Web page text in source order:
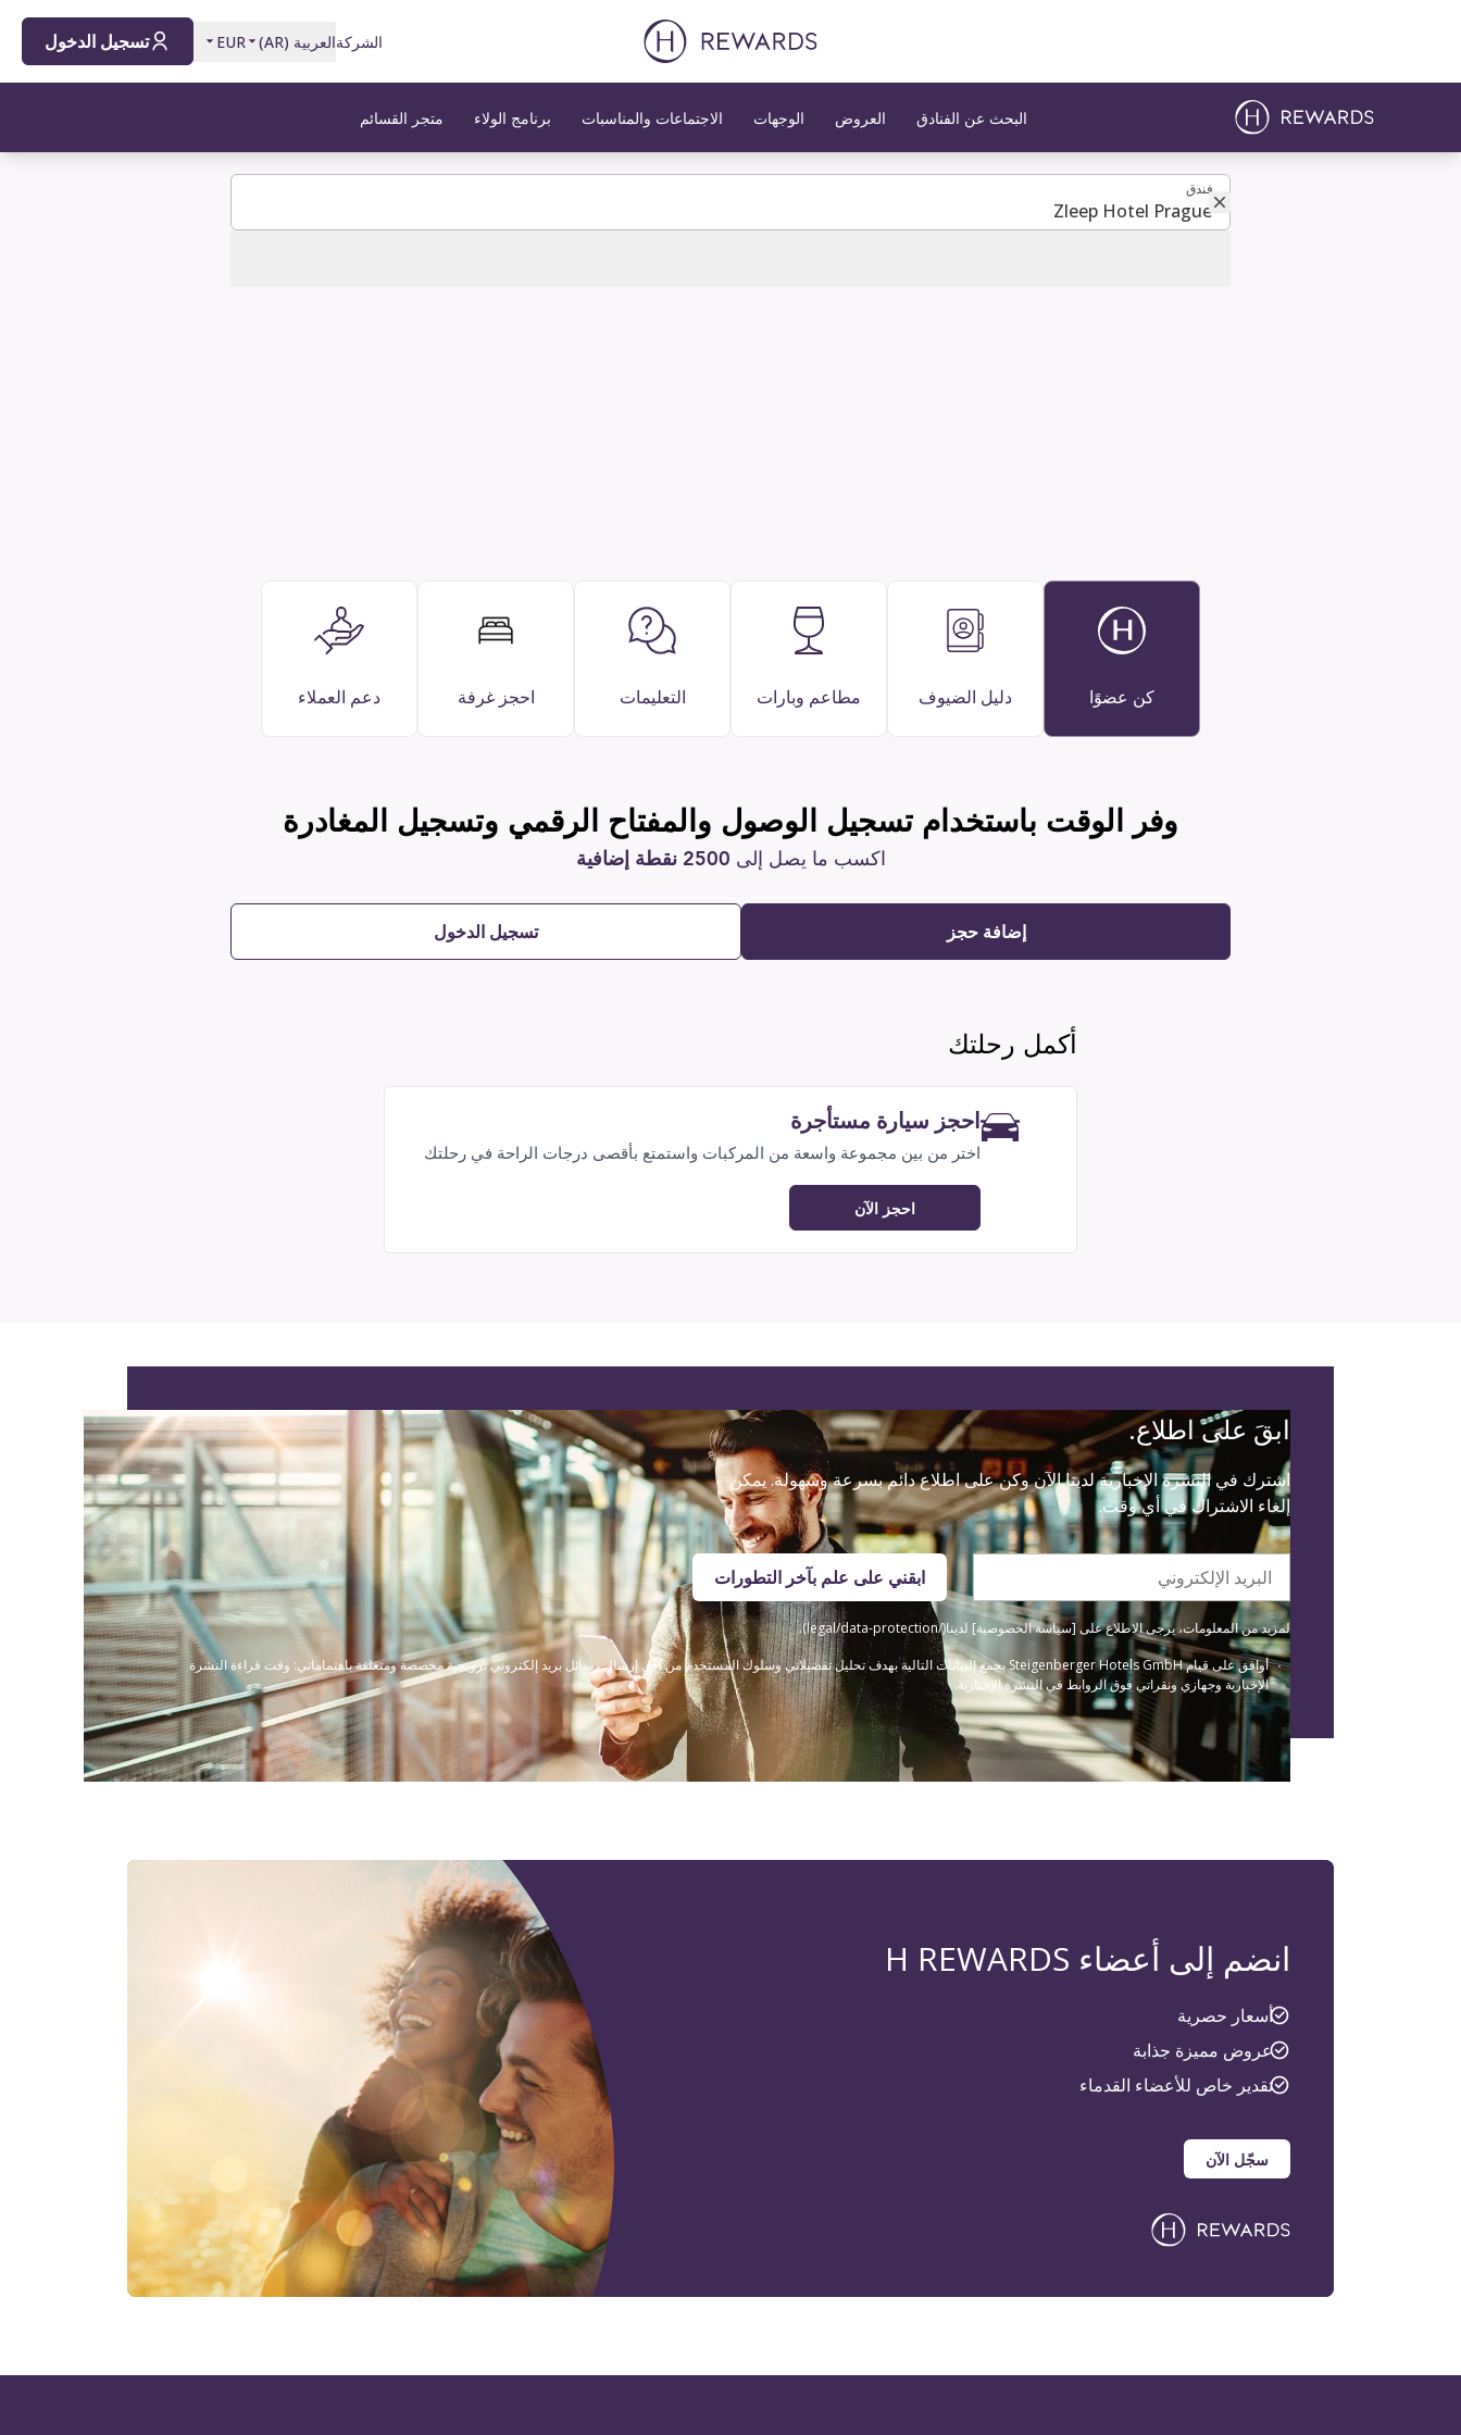
الشركةالعربية (
AR
)
EUR تسجيل الدخول
البحث عن الفنادق العروض الوجهات الاجتماعات والمناسبات برنامج الولاء متجر القسائم
فندقفندق
كن عضوًا دليل الضيوف مطاعم وبارات التعليمات احجز غرفة دعم العملاء
وفر الوقت باستخدام تسجيل الوصول والمفتاح الرقمي وتسجيل المغادرة
اكسب ما يصل إلى 2500 نقطة إضافية
إضافة حجز تسجيل الدخول
أكمل رحلتك
احجز سيارة مستأجرة
اختر من بين مجموعة واسعة من المركبات واستمتع بأقصى درجات الراحة في رحلتك
احجز الآن
ابقَ على اطلاع.
اشترك في النشرة الإخبارية لدينا الآن وكن على اطلاع دائم بسرعة وسهولة. يمكن
إلغاء الاشتراك في أي وقت.
البريد الإلكتروني ابقني على علم بآخر التطورات
لمزيد من المعلومات، يرجى الاطلاع على [سياسة الخصوصية] لدينا(/legal/data-protection).
أوافق على قيام Steigenberger Hotels GmbH بجمع البيانات التالية بهدف تحليل تفضيلاتي وسلوك المستخدم من أجل إرسال رسائل بريد إلكتروني ترويجية مخصصة ومتعلقة باهتماماتي: وقت قراءة النشرة
الإخبارية وجهازي ونقراتي فوق الروابط في النشرة الإخبارية.
انضم إلى أعضاء H REWARDS
أسعار حصرية
عروض مميزة جذابة
تقدير خاص للأعضاء القدماء
سجّل الآن